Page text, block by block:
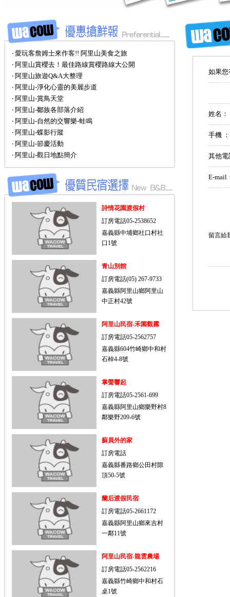
‧ 愛玩客詹姆士來作客!! 阿里山美食之旅
‧ 阿里山賞櫻去！最佳路線賞櫻路線大公開
‧ 阿里山旅遊Q&A大整理
‧ 阿里山-淨化心靈的美麗步道
‧ 阿里山-賞鳥天堂
‧ 阿里山-鄒族各部落介紹
‧ 阿里山-自然的交響樂-蛙鳴
‧ 阿里山-蝶影行蹤
‧ 阿里山-節慶活動
‧ 阿里山-觀日地點簡介
詩情花園渡假村
訂房電話05-2538652
嘉義縣中埔鄉社口村社
口1號
青山別館
訂房電話(05) 267-9733
嘉義縣阿里山鄉阿里山
中正村42號
阿里山民宿-禾園觀霧
訂房電話05-2562757
嘉義縣604竹崎鄉中和村
石棹4-8號
掌聲響起
訂房電話05-2561-699
嘉義縣阿里山鄉樂野村8
鄰樂野209-6號
蘇員外的家
訂房電話
嘉義縣番路鄉公田村隙
頂50-5號
蘭后渡假民宿
訂房電話05-2661172
嘉義縣阿里山鄉來吉村
一鄰11號
阿里山民宿-龍雲農場
訂房電話05-2562216
嘉義縣竹崎鄉中和村石
桌1號
如果您
姓名：
手機
其他
E-mail
留言給